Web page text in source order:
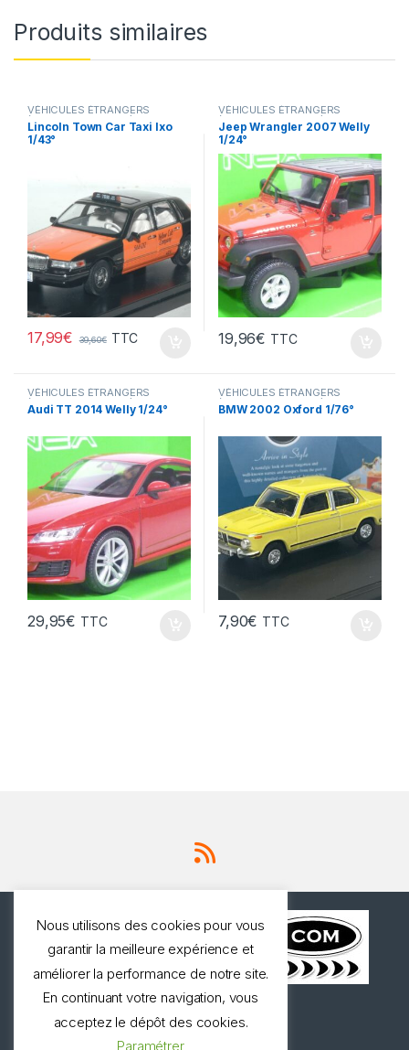
Produits similaires
VÉHICULES ÉTRANGERS
(voitures,camions ...)
Lincoln Town Car Taxi Ixo
1/43°
17,99€ 39,60€ TTC
VÉHICULES ÉTRANGERS
(voitures,camions ...)
Jeep Wrangler 2007 Welly
1/24°
19,96€ TTC
VÉHICULES ÉTRANGERS
(voitures,camions ...)
Audi TT 2014 Welly 1/24°
29,95€ TTC
VÉHICULES ÉTRANGERS
(voitures,camions ...)
BMW 2002 Oxford 1/76°
7,90€ TTC
nous!
Nous utilisons des cookies pour vous
garantir la meilleure expérience et
améliorer la performance de notre site.
En continuant votre navigation, vous
acceptez le dépôt des cookies.
Paramétrer